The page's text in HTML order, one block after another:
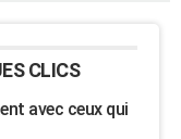
CLICS
avec ceux qui